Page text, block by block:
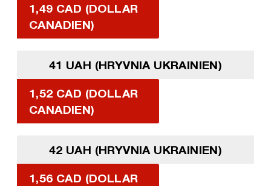
1,49 CAD (DOLLAR
CANADIEN)
41 UAH (HRYVNIA UKRAINIEN)
1,52 CAD (DOLLAR
CANADIEN)
42 UAH (HRYVNIA UKRAINIEN)
1,56 CAD (DOLLAR